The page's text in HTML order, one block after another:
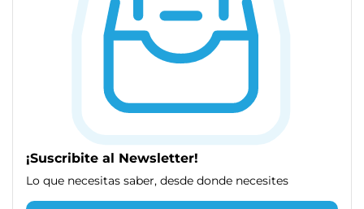
¡Suscribite al Newsletter!
Lo que necesitas saber, desde donde necesites